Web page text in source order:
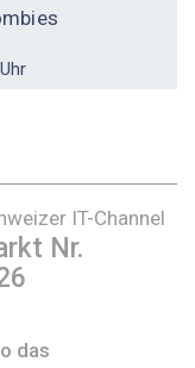
IT-Channel
Nr.
das